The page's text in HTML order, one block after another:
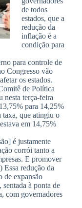
de todos
estados, que a
redução da
inflação é a
condição para
para controle de
Congresso vão
os estados.
de Política
nesta terça-feira
para 14,25%
taxa, que atingiu o
em 14,75%
é justamente
corrói tanto a
E promover
redução da
de expansão
à ponta de
com governadores